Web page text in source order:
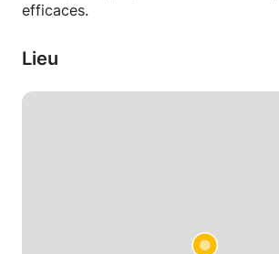
efficaces.
Lieu